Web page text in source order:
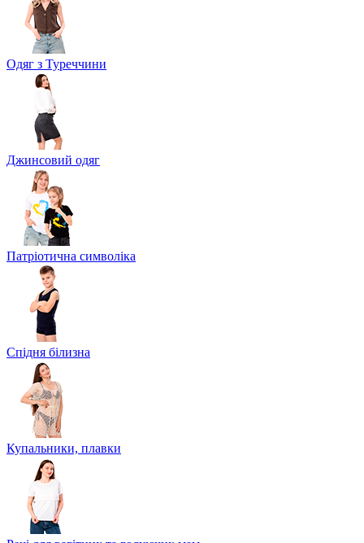
Одяг з Туреччини
Джинсовий одяг
Патріотична символіка
Спідня білизна
Купальники, плавки